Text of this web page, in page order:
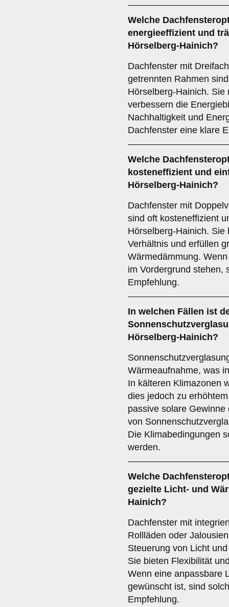
Welche
energieeffizient und
Hörselberg-Hainich?
Dachfenster mit
getrennten Rahmen
Hörselberg-Hainich.
verbessern die
Nachhaltigkeit und
Dachfenster eine klare
Welche
kosteneffizient und
Hörselberg-Hainich?
Dachfenster mit
sind oft kosteneffizient
Hörselberg-Hainich.
Verhältnis und erfüllen
Wärmedämmung.
im Vordergrund stehen,
Empfehlung.
In welchen Fällen ist
Hörselberg-Hainich?
Wärmeaufnahme, was
In kälteren Klimazonen
dies jedoch zu
passive solare
von
Die Klimabedingungen
werden.
Welche
gezielte Licht- und
Hainich?
Dachfenster mit
Rollläden oder
Steuerung von Licht
Sie bieten Flexibilität
Wenn eine anpassbare
gewünscht ist, sind
Empfehlung.